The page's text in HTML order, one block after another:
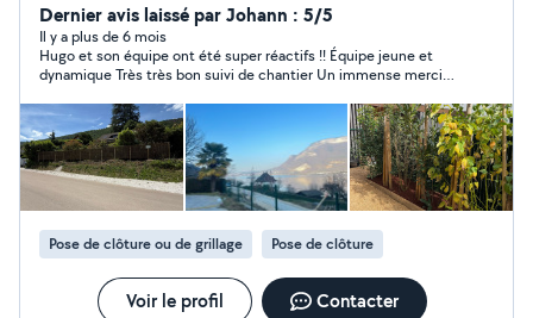
jardin en un véritable havre de paix, tout en alliant
esthétisme et fonctionnalité. Nous proposons une
gamme complète de prestations : de l'aménagement
paysager personnalisé à la maçonnerie extérieure, en
passant par la taille soignée de vos haies, la tonte de
votre pelouse et la création de terrasse sur mesure.
Que vous souhaitiez redonner vie à votre jardin ou créer
un espace extérieur unique, notre équipe se charge de
tout, avec réactivité, rigueur et créativité. Faites appel à
nous pour des projets sur-mesure, réalisés avec soin et
expertise, pour des extérieurs à la hauteur de vos rêves.
Mon numéro de téléphone est affiché juste apres
O788851556
Dernier avis laissé par Johann : 5/5
Il y a plus de 6 mois
Hugo et son équipe ont été super réactifs !! Équipe jeune et
dynamique Très très bon suivi de chantier Un immense merci !!
Pose de clôture ou de grillage Pose de clôture
Voir le profil Contacter